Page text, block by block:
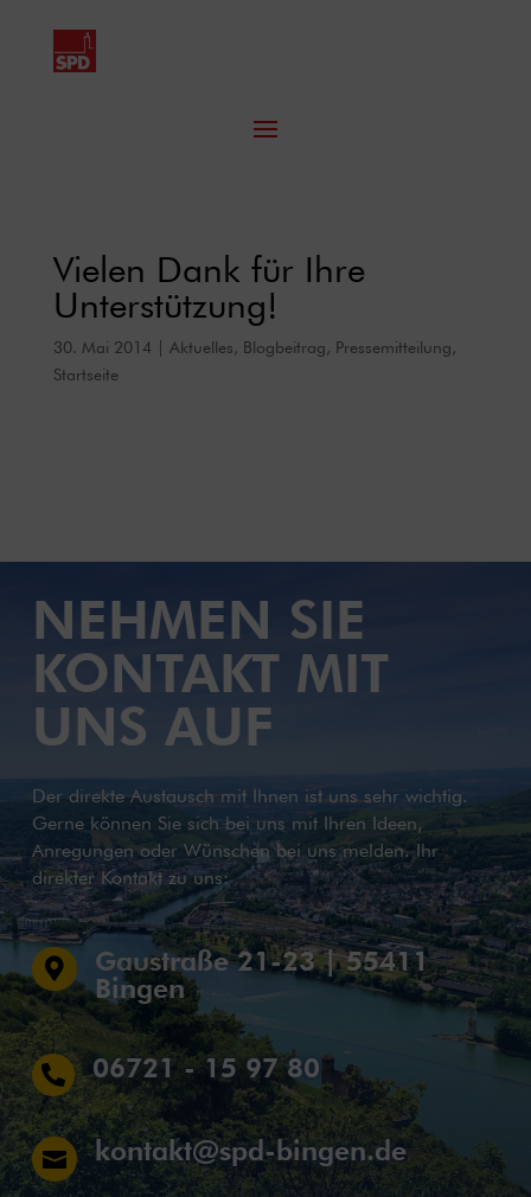
Vielen Dank für Ihre
Unterstützung!
30. Mai 2014 Aktuelles, Blogbeitrag, Pressemitteilung,
Startseite
NEHMEN SIE
KONTAKT MIT
UNS AUF
Der direkte Austausch mit Ihnen ist uns sehr wichtig.
Gerne können Sie sich bei uns mit Ihren Ideen,
Anregungen oder Wünschen bei uns melden. Ihr
direkter Kontakt zu uns:

Gaustraße 21-23 | 55411
Bingen
 06721 - 15 97 80
 kontakt@spd-bingen.de